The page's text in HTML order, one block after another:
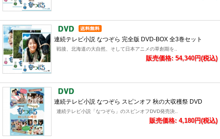
連続テレビ小説 なつぞら 完全版 DVD-BOX 全3巻セット
戦後、北海道の大自然、そして日本アニメの草創期を..
販売価格: 54,340円(税込)
連続テレビ小説 なつぞら スピンオフ 秋の大収穫祭 DVD
連続テレビ小説「なつぞら」のスピンオフDVD発売決..
販売価格: 4,180円(税込)